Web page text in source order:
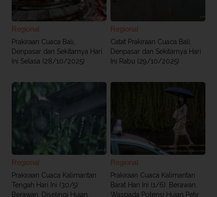
Regional
Prakiraan Cuaca Bali,
Denpasar dan Sekitarnya Hari
Ini Selasa (28/10/2025)
Regional
Catat Prakiraan Cuaca Bali,
Denpasar dan Sekitarnya Hari
Ini Rabu (29/10/2025)
Regional
Prakiraan Cuaca Kalimantan
Tengah Hari Ini (30/5):
Berawan, Diselingi Hujan
Regional
Prakiraan Cuaca Kalimantan
Barat Hari Ini (1/6): Berawan,
Waspada Potensi Hujan Petir